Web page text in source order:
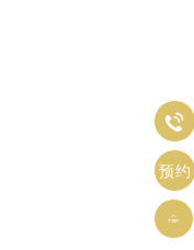

预约
